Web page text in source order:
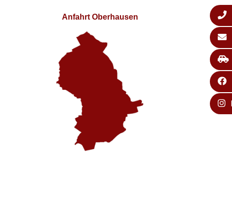
Anfahrt Oberhausen